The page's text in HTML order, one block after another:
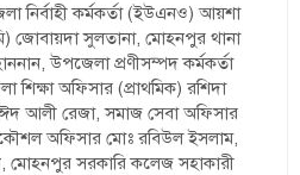
নির্বাহী কর্মকর্তা (ইউএনও) আয়শা
জোবায়দা সুলতানা, মোহনপুর থানা
উপজেলা প্রণীসম্পদ কর্মকর্তা
অফিসার (প্রাথমিক) রশিদা
আলী রেজা, সমাজ সেবা অফিসার
অফিসার মোঃ রবিউল ইসলাম,
মোহনপুর সরকারি কলেজ সহাকারী